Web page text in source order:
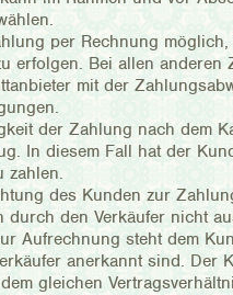
per Rechnung
erfolgen. Bei allen
mit der
der Zahlung nach dem
In diesem Fall hat der
zahlen.
des Kunden zur
durch den Verkäufer nicht
Aufrechnung steht dem
anerkannt sind.
gleichen